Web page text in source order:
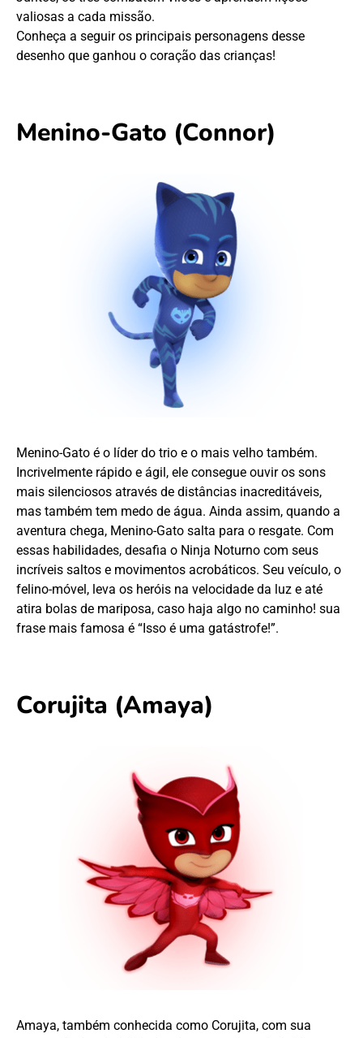
valiosas a cada missão.
Conheça a seguir os principais personagens desse
desenho que ganhou o coração das crianças!
Menino-Gato (Connor)
Menino-Gato é o líder do trio e o mais velho também.
Incrivelmente rápido e ágil, ele consegue ouvir os sons
mais silenciosos através de distâncias inacreditáveis,
mas também tem medo de água. Ainda assim, quando a
aventura chega, Menino-Gato salta para o resgate. Com
essas habilidades, desafia o Ninja Noturno com seus
incríveis saltos e movimentos acrobáticos. Seu veículo, o
felino-móvel, leva os heróis na velocidade da luz e até
atira bolas de mariposa, caso haja algo no caminho! sua
frase mais famosa é “Isso é uma gatástrofe!”.
Corujita (Amaya)
Amaya, também conhecida como Corujita, com sua